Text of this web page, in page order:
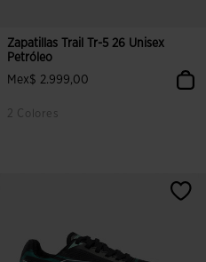
Zapatillas Trail Tr-5 26 Unisex
Petróleo
Mex$ 2.999,00
2 Colores
4 sobre 5 de valoración de clientes